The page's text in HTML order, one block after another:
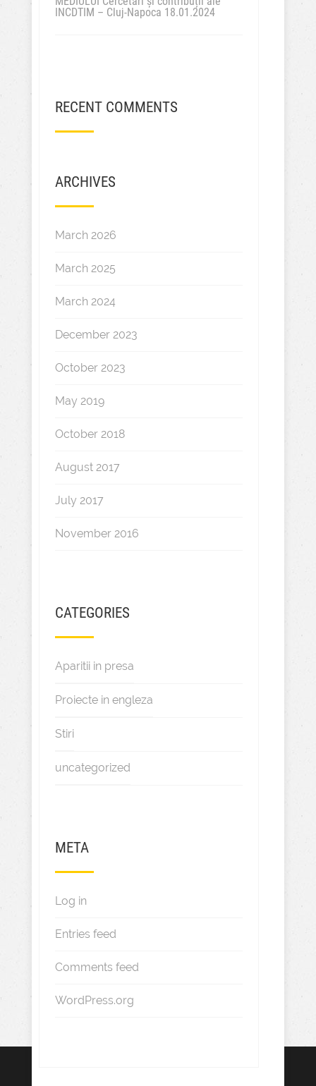
INCDTIM – Cluj-Napoca 18.01.2024
RECENT COMMENTS
ARCHIVES
March 2026
March 2025
March 2024
December 2023
October 2023
May 2019
October 2018
August 2017
July 2017
November 2016
CATEGORIES
Aparitii in presa
Proiecte in engleza
Stiri
uncategorized
META
Log in
Entries feed
Comments feed
WordPress.org